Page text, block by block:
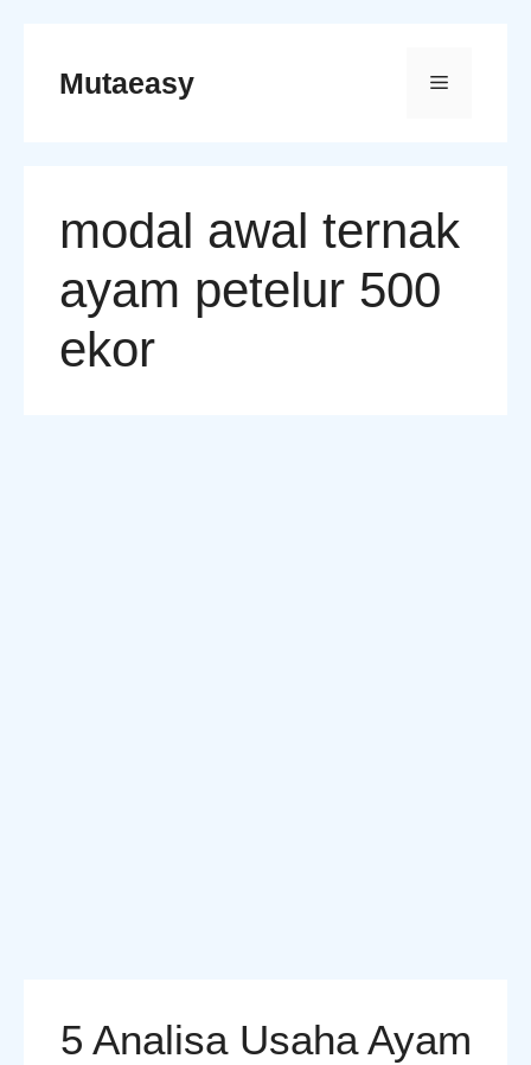
contentMutaeasy Menu
modal awal ternak
ayam petelur 500
ekor
5 Analisa Usaha Ayam